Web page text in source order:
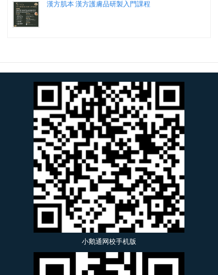
漢方肌本 漢方護膚品研製入門課程
小鹅通网校手机版